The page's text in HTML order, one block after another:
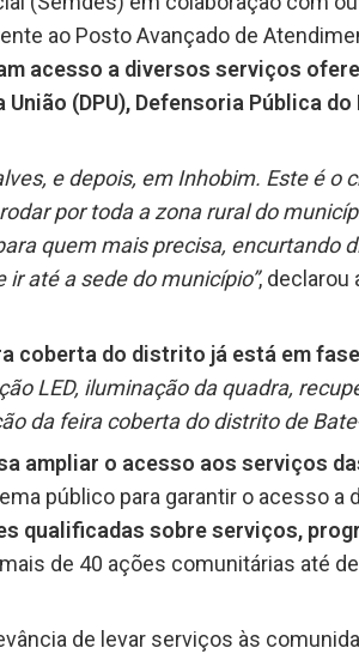
ao Posto Avançado de
acesso a diversos serviços
(DPU), Defensoria Pública do
e depois, em Inhobim. Este é o
por toda a zona rural do
quem mais precisa, encurtando
até a sede do município”, declarou
coberta do distrito já está em
LED, iluminação da quadra,
da feira coberta do distrito de
ampliar o acesso aos serviços
público para garantir o acesso a
qualificadas sobre serviços,
de 40 ações comunitárias até
de levar serviços às